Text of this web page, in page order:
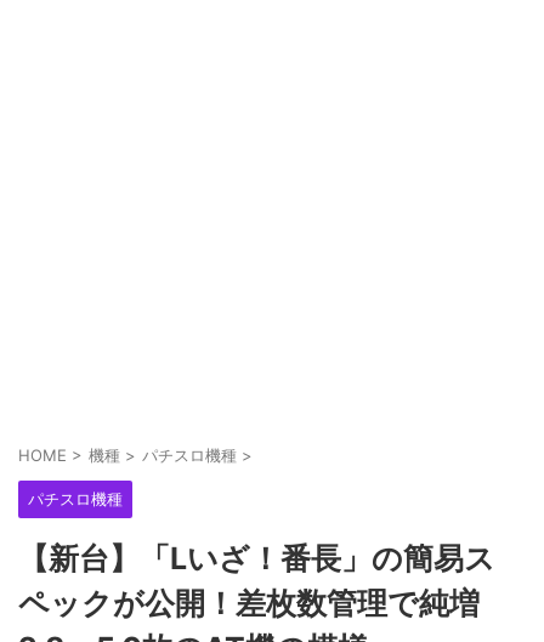
HOME > 機種 > パチスロ機種 >
パチスロ機種
【新台】「Lいざ！番長」の簡易ス
ペックが公開！差枚数管理で純増